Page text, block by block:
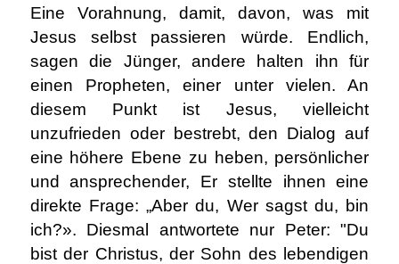
Eine Vorahnung, damit, davon, was mit
Jesus selbst passieren würde. Endlich,
sagen die Jünger, andere halten ihn für
einen Propheten, einer unter vielen. An
diesem Punkt ist Jesus, vielleicht
unzufrieden oder bestrebt, den Dialog auf
eine höhere Ebene zu heben, persönlicher
und ansprechender, Er stellte ihnen eine
direkte Frage: „Aber du, Wer sagst du, bin
ich?». Diesmal antwortete nur Peter: "Du
bist der Christus, der Sohn des lebendigen